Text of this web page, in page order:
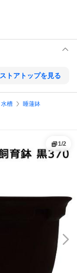
ストアトップを見る
水槽 睡蓮鉢
1/2